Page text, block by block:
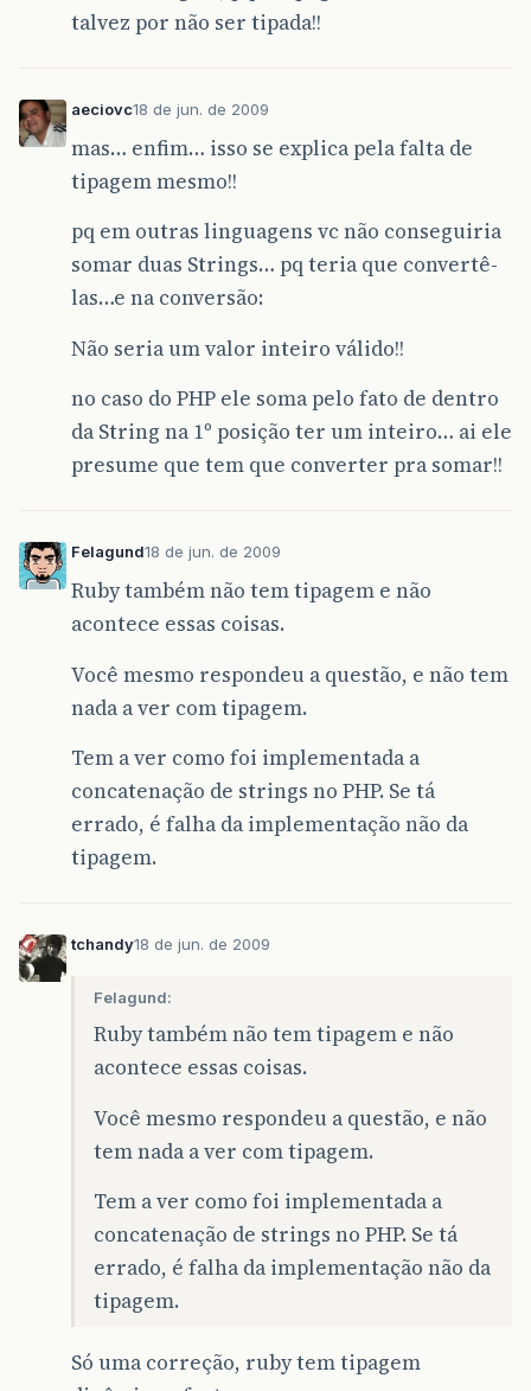
talvez por não ser tipada!!
aeciovc18 de jun. de 2009
mas… enfim… isso se explica pela falta de
tipagem mesmo!!
pq em outras linguagens vc não conseguiria
somar duas Strings… pq teria que convertê-
las…e na conversão:
Não seria um valor inteiro válido!!
no caso do PHP ele soma pelo fato de dentro
da String na 1º posição ter um inteiro… ai ele
presume que tem que converter pra somar!!
Felagund18 de jun. de 2009
Ruby também não tem tipagem e não
acontece essas coisas.
Você mesmo respondeu a questão, e não tem
nada a ver com tipagem.
Tem a ver como foi implementada a
concatenação de strings no PHP. Se tá
errado, é falha da implementação não da
tipagem.
tchandy18 de jun. de 2009
Felagund:
Ruby também não tem tipagem e não
acontece essas coisas.
Você mesmo respondeu a questão, e não
tem nada a ver com tipagem.
Tem a ver como foi implementada a
concatenação de strings no PHP. Se tá
errado, é falha da implementação não da
tipagem.
Só uma correção, ruby tem tipagem